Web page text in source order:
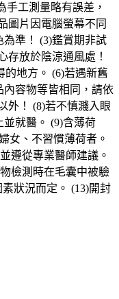
手工測量略有誤差，
圖片因電腦螢幕不同
準！ (3)鑑賞期非試
存放於陰涼通風處！
的地方。 (6)若遇新舊
容物等皆相同，請依
外！ (8)若不慎濺入眼
並就醫。 (9)含薄荷
女、不習慣薄荷者。
遵從專業醫師建議。
檢測時在毛囊中被驗
狀況而定。 (13)開封